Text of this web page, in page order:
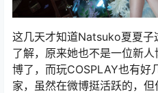
这几天才知道Natsuko夏夏子
了解，原来她也不是一位新
博了，而玩COSPLAY也有好
家，虽然在微博挺活跃的，